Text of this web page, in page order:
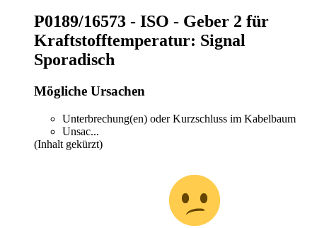
P0189/16573 - ISO - Geber 2 für
Kraftstofftemperatur: Signal
Sporadisch
Mögliche Ursachen
Unterbrechung(en) oder Kurzschluss im Kabelbaum
Unsac...
(Inhalt gekürzt)